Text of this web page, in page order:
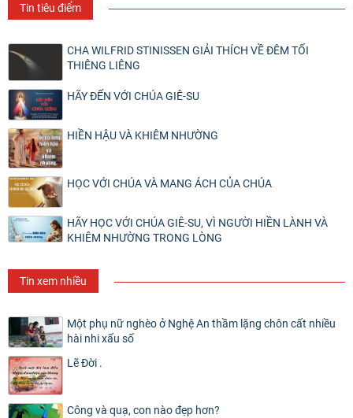
Tin tiêu điểm
CHA WILFRID STINISSEN GIẢI THÍCH VỀ ĐÊM TỐI
THIÊNG LIÊNG
HÃY ĐẾN VỚI CHÚA GIÊ-SU
HIỀN HẬU VÀ KHIÊM NHƯỜNG
HỌC VỚI CHÚA VÀ MANG ÁCH CỦA CHÚA
HÃY HỌC VỚI CHÚA GIÊ-SU, VÌ NGƯỜI HIỀN LÀNH VÀ
KHIÊM NHƯỜNG TRONG LÒNG
Tin xem nhiều
Một phụ nữ nghèo ở Nghệ An thầm lặng chôn cất nhiều
hài nhi xấu số
Lẽ Đời .
Công và quạ, con nào đẹp hơn?